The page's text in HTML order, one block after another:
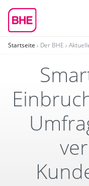
Startseite Der BHE